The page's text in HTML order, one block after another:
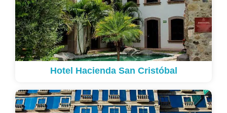
Hotel Hacienda San Cristóbal